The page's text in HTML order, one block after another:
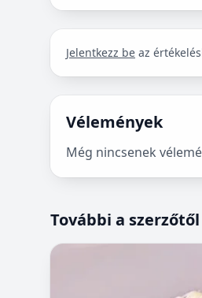
Jelentkezz be az
Vélemények
Még nincsenek
További a szerzőtől